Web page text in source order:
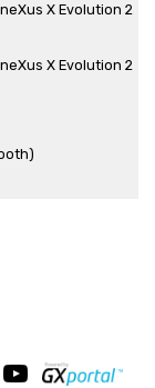
X Evolution 2
X Evolution 2
em cada
da versão